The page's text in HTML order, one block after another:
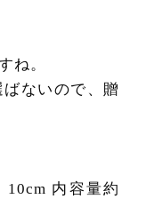
ね。
ないので、贈
内容量約